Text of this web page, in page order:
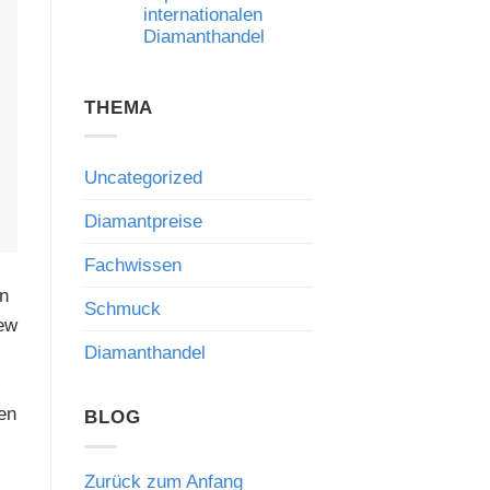
Risiken
und
die
internationalen
Diamanthandel
Qatar
für
internationalen
Diamanthandel
THEMA
Uncategorized
Diamantpreise
Fachwissen
Schmuck
Diamanthandel
BLOG
Zurück zum Anfang